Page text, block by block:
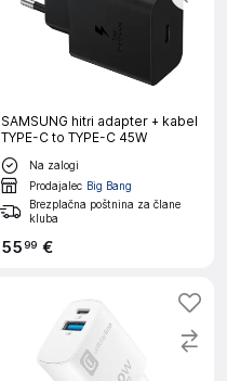
SAMSUNG hitri adapter + kabel
TYPE-C to TYPE-C 45W
Na zalogi
Prodajalec Big Bang
Brezplačna poštnina za člane
kluba
5599 €